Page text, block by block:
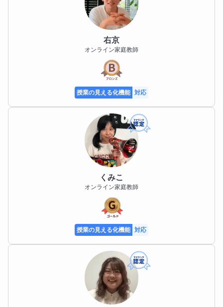
右京
オンライン家庭教師
授業の見える化機能 対応
くみこ
オンライン家庭教師
授業の見える化機能 対応